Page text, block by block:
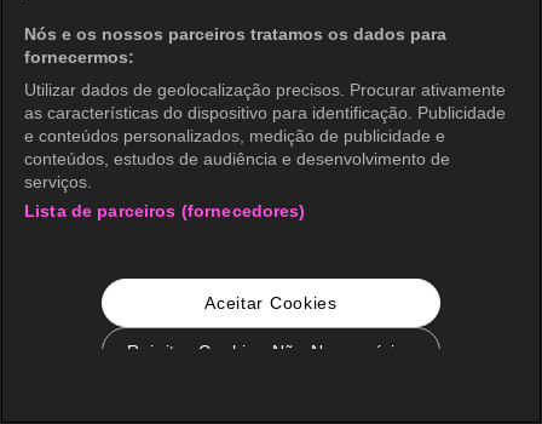
Nós e os nossos parceiros tratamos os dados para
fornecermos:
Utilizar dados de geolocalização precisos. Procurar ativamente
as características do dispositivo para identificação. Publicidade
e conteúdos personalizados, medição de publicidade e
conteúdos, estudos de audiência e desenvolvimento de
serviços.
Lista de parceiros (fornecedores)
Aceitar Cookies
Rejeitar Cookies Não Necessários